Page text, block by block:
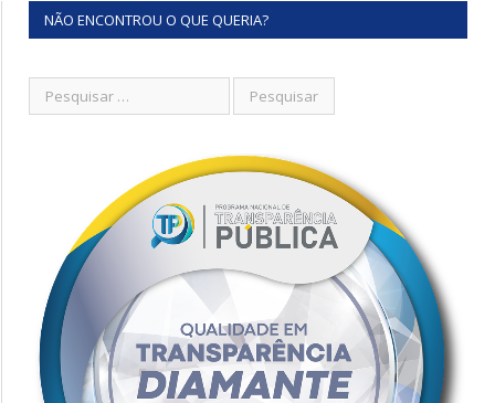
NÃO ENCONTROU O QUE QUERIA?